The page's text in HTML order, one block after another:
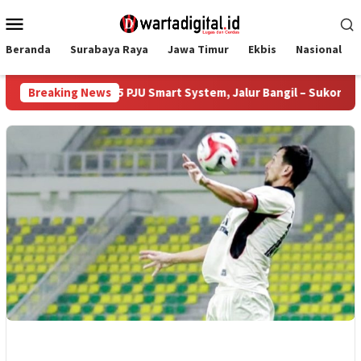
ke
Mobile
Beranda Surabaya Raya Jawa Timur Ekbis Nasional
Breaking News
Bangun 385 PJU Smart System, Jalur Bangil – Sukorejo Kini